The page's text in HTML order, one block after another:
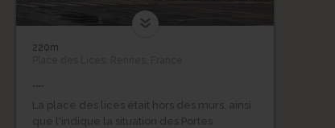
220m
....
La place des lices était hors des murs, ainsi
que l'indique la situation des Portes